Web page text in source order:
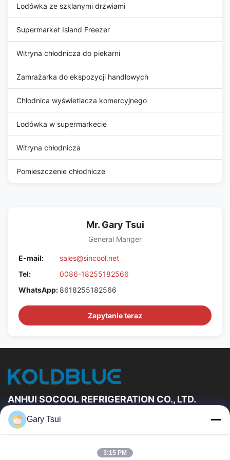
Lodówka ze szklanymi drzwiami
Supermarket Island Freezer
Witryna chłodnicza do piekarni
Zamrażarka do ekspozycji handlowych
Chłodnica wyświetlacza komercyjnego
Lodówka w supermarkecie
Witryna chłodnicza
Pomieszczenie chłodnicze
Mr. Gary Tsui
General Manger
E-mail:
sales@sincool.net
Tel:
0086-18255182566
WhatsApp: 8618255182566
Zapytanie teraz
ANHUI SOCOOL REFRIGERATION CO., LTD.
Szybkie Linki
O Nas
Gary Tsui
3:15 PM